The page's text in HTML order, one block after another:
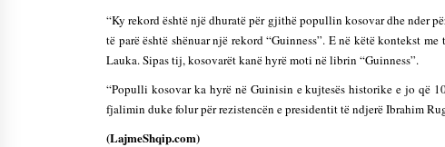
“Ky rekord është një dhuratë për gjithë popullin kosovar dhe nder
të parë është shënuar një rekord “Guinness”. E në këtë kontekst
Lauka. Sipas tij, kosovarët kanë hyrë moti në librin “Guinness”.
“Populli kosovar ka hyrë në Guinisin e kujtesës historike e jo që
fjalimin duke folur për rezistencën e presidentit të ndjerë Ibrahim
(LajmeShqip.com)